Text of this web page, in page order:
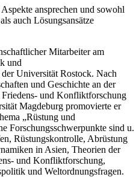
ansprechen und sowohl
auch Lösungsansätze
Mitarbeiter am
und
Universität Rostock. Nach
und Geschichte an der
und Konfliktforschung
Magdeburg promovierte er
„Rüstung und
Forschungsschwerpunkte sind u.
Rüstungskontrolle, Abrüstung
in Asien, Theorien der
und Konfliktforschung,
und Weltordnungsfragen.